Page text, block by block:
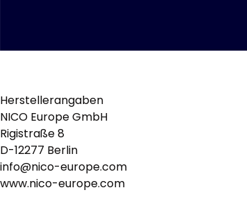
Herstellerangaben
NICO Europe GmbH
Rigistraße 8
D-12277 Berlin
info@nico-europe.com
www.nico-europe.com